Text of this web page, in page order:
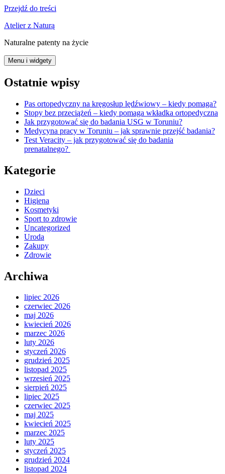
Przejdź do treści
Atelier z Naturą
Naturalne patenty na życie
Menu i widgety
Ostatnie wpisy
Pas ortopedyczny na kręgosłup lędźwiowy – kiedy pomaga?
Stopy bez przeciążeń – kiedy pomaga wkładka ortopedyczna
Jak przygotować się do badania USG w Toruniu?
Medycyna pracy w Toruniu – jak sprawnie przejść badania?
Test Veracity – jak przygotować się do badania
prenatalnego?
Kategorie
Dzieci
Higiena
Kosmetyki
Sport to zdrowie
Uncategorized
Uroda
Zakupy
Zdrowie
Archiwa
lipiec 2026
czerwiec 2026
maj 2026
kwiecień 2026
marzec 2026
luty 2026
styczeń 2026
grudzień 2025
listopad 2025
wrzesień 2025
sierpień 2025
lipiec 2025
czerwiec 2025
maj 2025
kwiecień 2025
marzec 2025
luty 2025
styczeń 2025
grudzień 2024
listopad 2024